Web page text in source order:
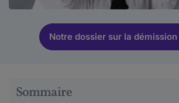
Notre dossier sur la démission
Sommaire